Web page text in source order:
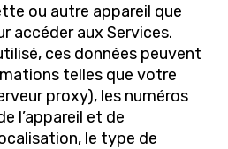
ou autre appareil que
accéder aux Services.
ces données peuvent
telles que votre
proxy), les numéros
l’appareil et de
le type de